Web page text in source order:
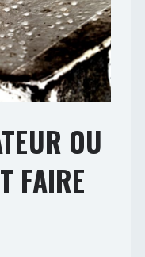
OU
FAIRE